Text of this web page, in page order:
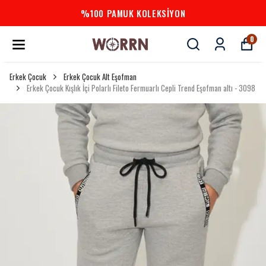
%100 PAMUK KOLEKSİYON
0
Erkek Çocuk
Erkek Çocuk Alt Eşofman
Erkek Çocuk Kışlık İçi Polarlı Fileto Fermuarlı Cepli Trend Eşofman altı - 3098